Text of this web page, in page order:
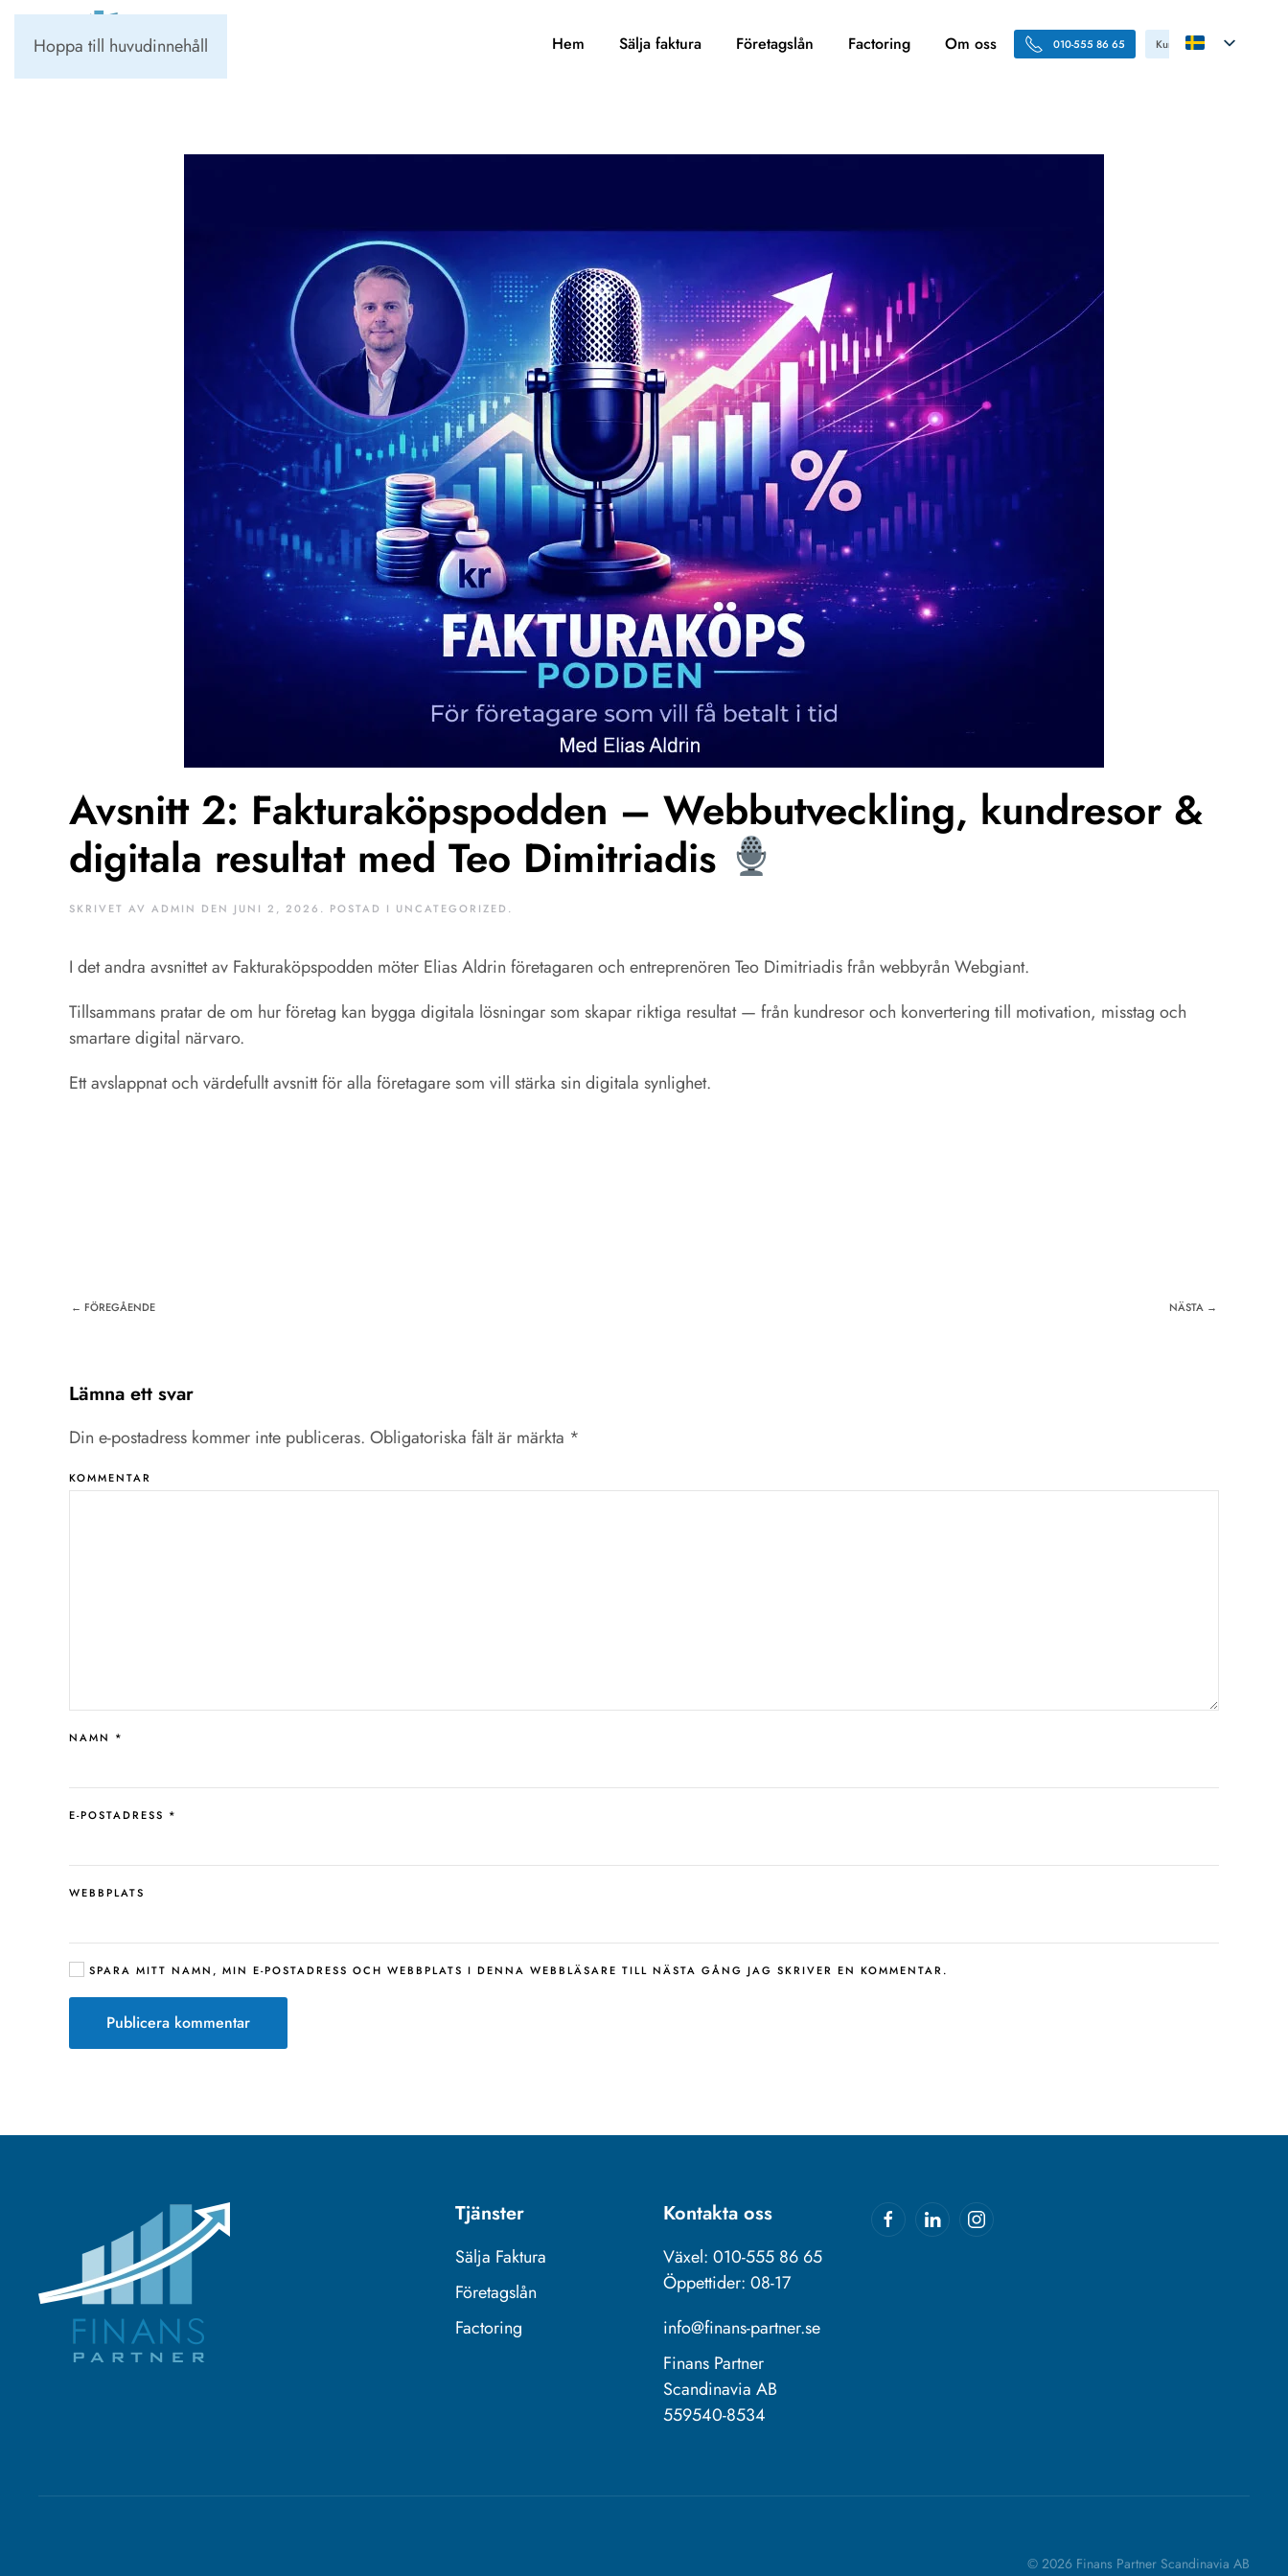
Hoppa till huvudinnehåll Hem Sälja faktura Företagslån Factoring Om oss 010-555 86 65 Kundportal
Avsnitt 2: Fakturaköpspodden – Webbutveckling, kundresor &
digitala resultat med Teo Dimitriadis
SKRIVET AV ADMIN DEN JUNI 2, 2026 . POSTAD I UNCATEGORIZED .
I det andra avsnittet av Fakturaköpspodden möter Elias Aldrin företagaren och entreprenören Teo Dimitriadis från webbyrån Webgiant.
Tillsammans pratar de om hur företag kan bygga digitala lösningar som skapar riktiga resultat — från kundresor och konvertering till motivation, misstag och
smartare digital närvaro.
Ett avslappnat och värdefullt avsnitt för alla företagare som vill stärka sin digitala synlighet.
← FÖREGÅENDE NÄSTA →
Lämna ett svar
Din e-postadress kommer inte publiceras. Obligatoriska fält är märkta *
KOMMENTAR
NAMN *
E-POSTADRESS *
WEBBPLATS
SPARA MITT NAMN, MIN E-POSTADRESS OCH WEBBPLATS I DENNA WEBBLÄSARE TILL NÄSTA GÅNG JAG SKRIVER EN KOMMENTAR.
Publicera kommentar
Tjänster
Sälja Faktura
Företagslån
Factoring
Kontakta oss
Växel: 010-555 86 65
Öppettider: 08-17
info@finans-partner.se
Finans Partner
Scandinavia AB
559540-8534
© 2026 Finans Partner Scandinavia AB